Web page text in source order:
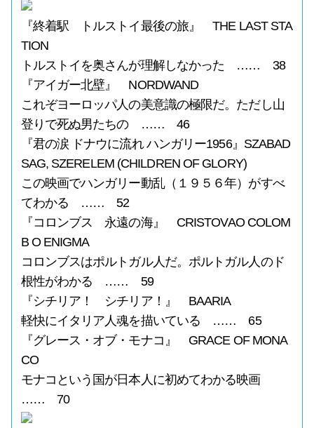
『終着駅 トルストイ最後の旅』 THE LAST STA
TION
トルストイを奥さんが理解しなかった …… 38
『アイガー北壁』 NORDWAND
これぞヨーロッパ人の美意識の極限だ。ただし山
登りで死ぬ男たちの …… 46
『君の涙 ドナウに流れ ハンガリー1956』SZABAD
SAG, SZERELEM (CHILDREN OF GLORY)
この映画でハンガリー動乱（１９５６年）がすべ
てわかる …… 52
『コロンブス 永遠の海』 CRISTOVAO COLOM
B O ENIGMA
コロンブスはポルトガル人だ。ポルトガル人のド
根性がわかる …… 59
『シチリア！ シチリア！』 BAARIA
軽快にイタリア人魂を描いている …… 65
『グレース・オブ・モナコ』 GRACE OF MONA
CO
モナコという国が日本人に初めてわかる映画
…… 70